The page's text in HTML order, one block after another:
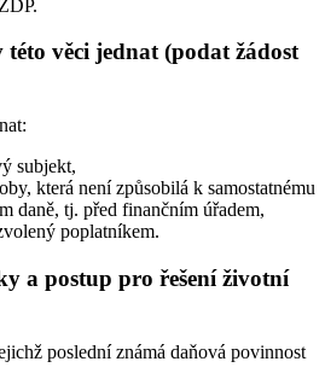
věci jednat (podat žádost
subjekt,
která není způsobilá k samostatnému
daně, tj. před finančním úřadem,
poplatníkem.
a postup pro řešení životní
poslední známá daňová povinnost